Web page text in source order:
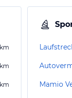
km
km
km Mamio